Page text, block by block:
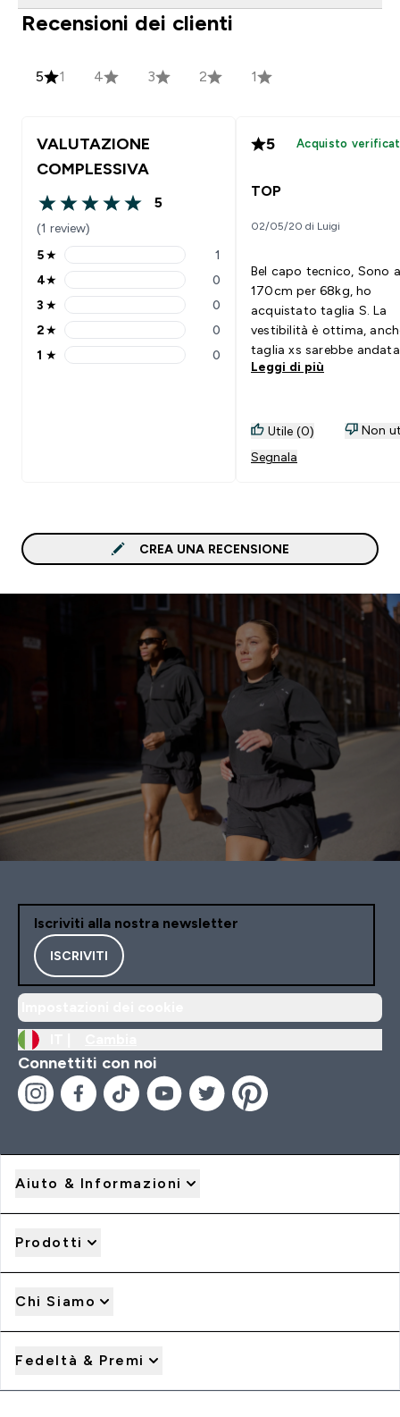
Recensioni dei clienti
5 1 4 3 2 1
VALUTAZIONE
COMPLESSIVA
5 out of 5 stars
5
(1 review)
5 stars rating 1 reviews
5★ 1
4 stars rating 0 reviews
4★ 0
3 stars rating 0 reviews
3 ★ 0
2 stars rating 0 reviews
2★ 0
1 stars rating 0 reviews
1 ★ 0
5 Acquisto
TOP
02/05/20 di Luigi
Bel capo tecnico, Sono
170cm per 68kg, ho
acquistato taglia S. La
vestibilità è ottima,
taglia xs sarebbe
Il pullover presenta
laterali e 1 centrale. Il
Leggi di più
Utile (0)
Non
Segnala
CREA UNA RECENSIONE
Iscriviti alla nostra newsletter
ISCRIVITI
Connettiti con noi
Aiuto & Informazioni
Prodotti
Chi Siamo
Fedeltà & Premi